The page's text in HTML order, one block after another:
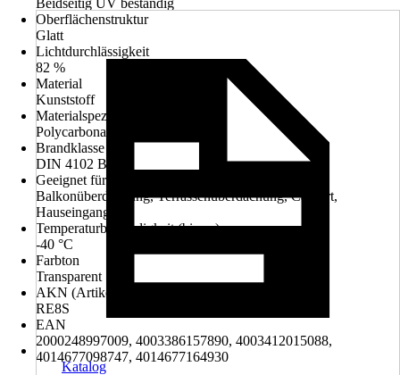
Beidseitig UV beständig
Oberflächenstruktur
Glatt
Lichtdurchlässigkeit
82 %
Material
Kunststoff
Materialspezifizierung
Polycarbonat
Brandklasse
DIN 4102 B1
Geeignet für
Balkonüberdachung, Terrassenüberdachung, Carport,
Hauseingang
Temperaturbeständigkeit (bis zu)
-40 °C
Farbton
Transparent
AKN (Artikelkurznummer)
RE8S
EAN
2000248997009, 4003386157890, 4003412015088,
4014677098747, 4014677164930
Katalog